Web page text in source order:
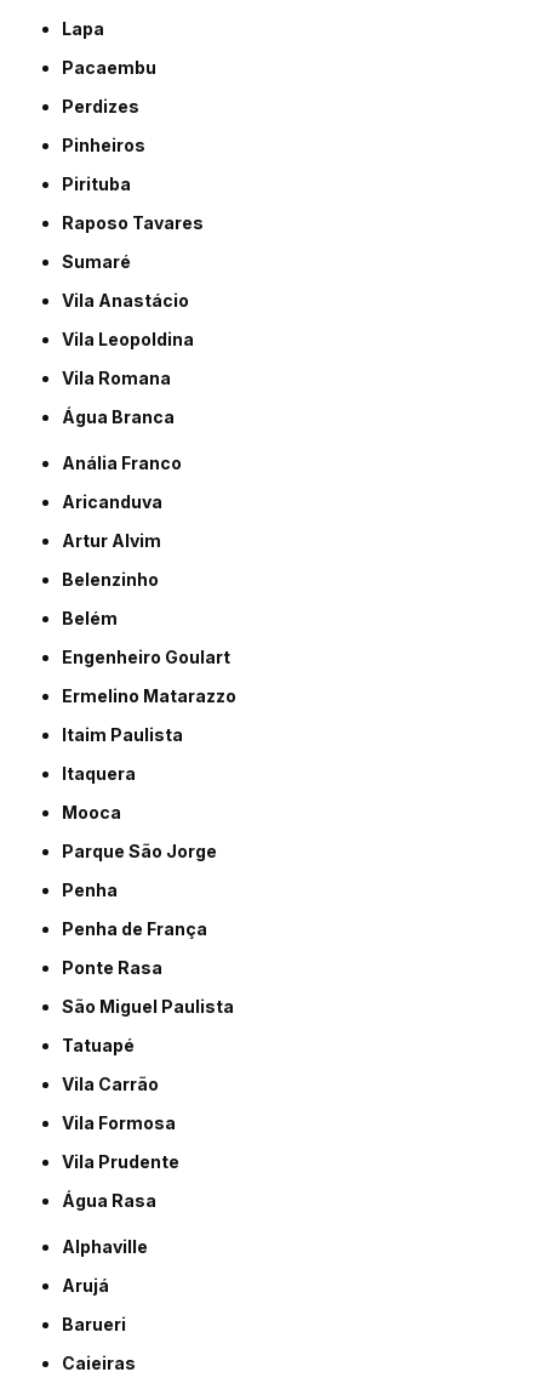
Lapa
Pacaembu
Perdizes
Pinheiros
Pirituba
Raposo Tavares
Sumaré
Vila Anastácio
Vila Leopoldina
Vila Romana
Água Branca
Anália Franco
Aricanduva
Artur Alvim
Belenzinho
Belém
Engenheiro Goulart
Ermelino Matarazzo
Itaim Paulista
Itaquera
Mooca
Parque São Jorge
Penha
Penha de França
Ponte Rasa
São Miguel Paulista
Tatuapé
Vila Carrão
Vila Formosa
Vila Prudente
Água Rasa
Alphaville
Arujá
Barueri
Caieiras